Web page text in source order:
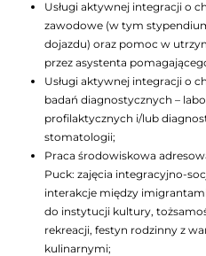
Usługi aktywnej integracji o
zawodowe (w tym
dojazdu) oraz pomoc w
przez asystenta
Usługi aktywnej integracji o
badań diagnostycznych –
profilaktycznych i/lub
stomatologii;
Praca środowiskowa
Puck: zajęcia integracyjno-
interakcje między
do instytucji kultury,
rekreacji, festyn rodzinny z
kulinarnymi;